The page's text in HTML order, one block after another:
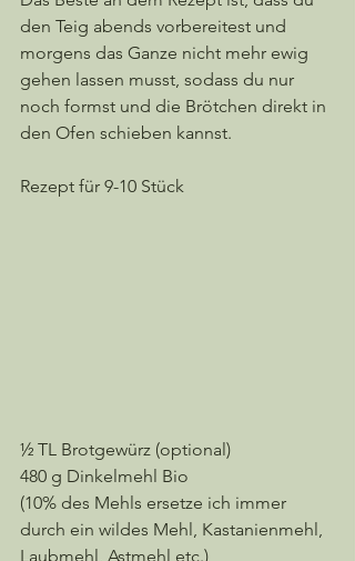
den Teig abends vorbereitest und
morgens das Ganze nicht mehr ewig
gehen lassen musst, sodass du nur
noch formst und die Brötchen direkt in
den Ofen schieben kannst.
Rezept für 9-10 Stück
½ TL Brotgewürz (optional)
480 g Dinkelmehl Bio
(10% des Mehls ersetze ich immer
durch ein wildes Mehl, Kastanienmehl,
Laubmehl, Astmehl etc.)